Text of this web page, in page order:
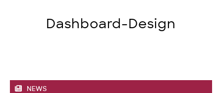
Dashboard-Design
NEWS